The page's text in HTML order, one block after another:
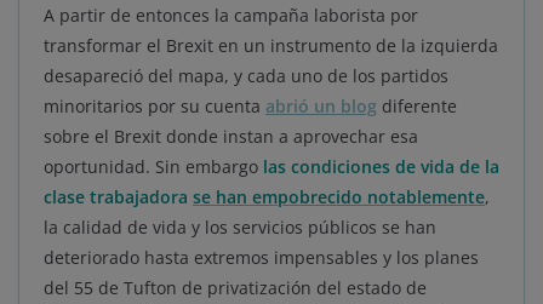
A partir de entonces la campaña laborista por
transformar el Brexit en un instrumento de la izquierda
desapareció del mapa, y cada uno de los partidos
minoritarios por su cuenta abrió un blog diferente
sobre el Brexit donde instan a aprovechar esa
oportunidad. Sin embargo las condiciones de vida de la
clase trabajadora se han empobrecido notablemente,
la calidad de vida y los servicios públicos se han
deteriorado hasta extremos impensables y los planes
del 55 de Tufton de privatización del estado de